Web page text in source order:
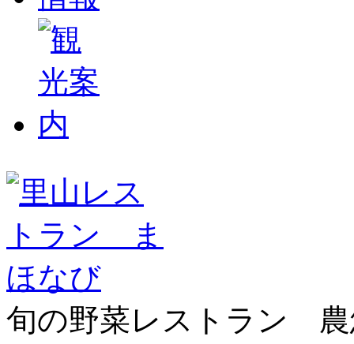
旬の野菜レストラン